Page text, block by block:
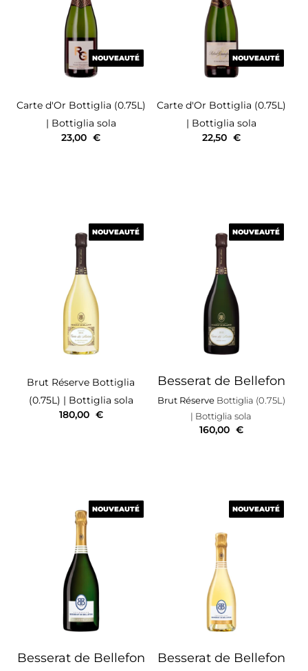
NOUVEAUTÉ
Carte d'Or Bottiglia (0.75L)
| Bottiglia sola
NOUVEAUTÉ
23,00 €
NOUVEAUTÉ
Carte d'Or Bottiglia (0.75L)
| Bottiglia sola
NOUVEAUTÉ
22,50 €
NOUVEAUTÉ
Brut Réserve Bottiglia
(0.75L) | Bottiglia sola
NOUVEAUTÉ
180,00 €
NOUVEAUTÉ
Besserat de Bellefon
Brut Réserve Bottiglia (0.75L)
| Bottiglia sola
NOUVEAUTÉ
160,00 €
NOUVEAUTÉ
Besserat de Bellefon
NOUVEAUTÉ NOUVEAUTÉ
Besserat de Bellefon
NOUVEAUTÉ